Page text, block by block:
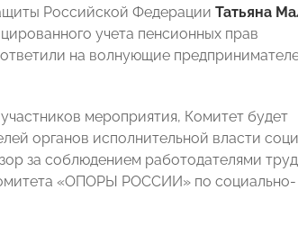
Российской Федерации Татьяна
учета пенсионных прав
на волнующие
мероприятия, Комитет будет
органов исполнительной власти
за соблюдением работодателями
«ОПОРЫ РОССИИ» по социально-